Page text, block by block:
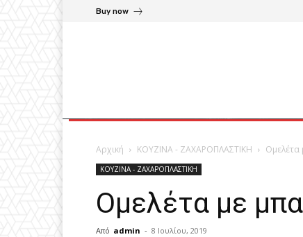
Buy now
Αρχική ΚΟΥΖΙΝΑ - ΖΑΧΑΡΟΠΛΑΣΤΙΚΗ Ομελέτα
ΚΟΥΖΙΝΑ - ΖΑΧΑΡΟΠΛΑΣΤΙΚΗ
Ομελέτα με
Από admin - 8 Ιουλίου, 2019